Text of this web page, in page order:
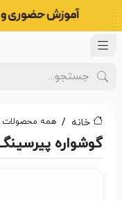
خانه همه محصولات
گوشواره پیرسینگ